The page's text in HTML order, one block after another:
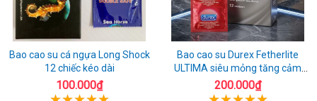
Bao cao su cá ngựa Long Shock
12 chiếc kéo dài
100.000₫
Bao cao su Durex Fetherlite
ULTIMA siêu mỏng tăng cảm
giác
200.000₫